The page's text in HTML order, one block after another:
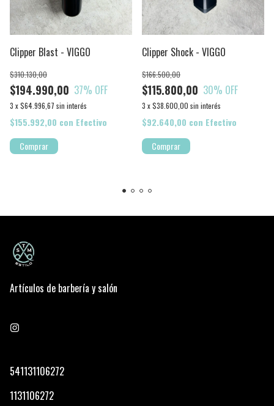
Clipper Blast - VIGGO
$194.990,00
$310.130,00
37% OFF
3 x$64.996,67 sin interés
$155.992,00 con Efectivo
Clipper Shock - VIGGO
$115.800,00
$166.500,00
30% OFF
3 x$38.600,00 sin interés
$92.640,00 con Efectivo
Artículos de barbería y salón
541131106272
1131106272